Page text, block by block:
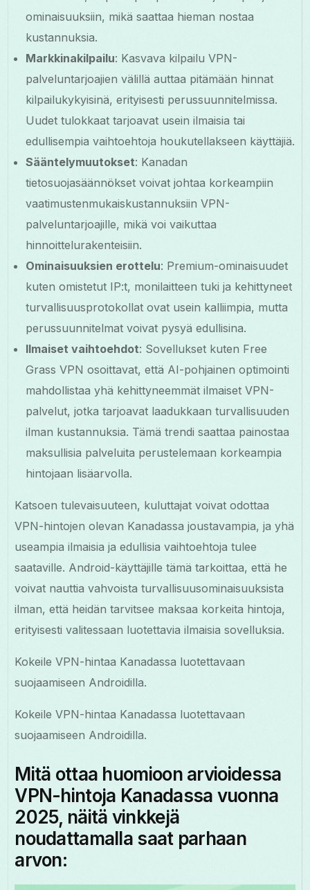
ominaisuuksiin, mikä saattaa hieman nostaa
kustannuksia.
Markkinakilpailu: Kasvava kilpailu VPN-
palveluntarjoajien välillä auttaa pitämään hinnat
kilpailukykyisinä, erityisesti perussuunnitelmissa.
Uudet tulokkaat tarjoavat usein ilmaisia tai
edullisempia vaihtoehtoja houkutellakseen käyttäjiä.
Sääntelymuutokset: Kanadan
tietosuojasäännökset voivat johtaa korkeampiin
vaatimustenmukaiskustannuksiin VPN-
palveluntarjoajille, mikä voi vaikuttaa
hinnoittelurakenteisiin.
Ominaisuuksien erottelu: Premium-ominaisuudet
kuten omistetut IP:t, monilaitteen tuki ja kehittyneet
turvallisuusprotokollat ovat usein kalliimpia, mutta
perussuunnitelmat voivat pysyä edullisina.
Ilmaiset vaihtoehdot: Sovellukset kuten Free
Grass VPN osoittavat, että AI-pohjainen optimointi
mahdollistaa yhä kehittyneemmät ilmaiset VPN-
palvelut, jotka tarjoavat laadukkaan turvallisuuden
ilman kustannuksia. Tämä trendi saattaa painostaa
maksullisia palveluita perustelemaan korkeampia
hintojaan lisäarvolla.
Katsoen tulevaisuuteen, kuluttajat voivat odottaa
VPN-hintojen olevan Kanadassa joustavampia, ja yhä
useampia ilmaisia ja edullisia vaihtoehtoja tulee
saataville. Android-käyttäjille tämä tarkoittaa, että he
voivat nauttia vahvoista turvallisuusominaisuuksista
ilman, että heidän tarvitsee maksaa korkeita hintoja,
erityisesti valitessaan luotettavia ilmaisia sovelluksia.
Kokeile VPN-hintaa Kanadassa luotettavaan
suojaamiseen Androidilla.
Kokeile VPN-hintaa Kanadassa luotettavaan
suojaamiseen Androidilla.
Mitä ottaa huomioon arvioidessa
VPN-hintoja Kanadassa vuonna
2025, näitä vinkkejä
noudattamalla saat parhaan
arvon: